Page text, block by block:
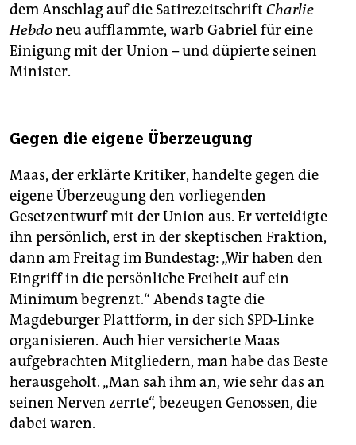
dem Anschlag auf die Satirezeitschrift Charlie
Hebdoneu aufflammte, warb Gabriel für eine
Einigung mit der Union – und düpierte seinen
Minister.
Gegen die eigene Überzeugung
Maas, der erklärte Kritiker, handelte gegen die
eigene Überzeugung den vorliegenden
Gesetzentwurf mit der Union aus. Er verteidigte
ihn persönlich, erst in der skeptischen Fraktion,
dann am Freitag im Bundestag: „Wir haben den
Eingriff in die persönliche Freiheit auf ein
Minimum begrenzt.“ Abends tagte die
Magdeburger Plattform, in der sich SPD-Linke
organisieren. Auch hier versicherte Maas
aufgebrachten Mitgliedern, man habe das Beste
herausgeholt. „Man sah ihm an, wie sehr das an
seinen Nerven zerrte“, bezeugen Genossen, die
dabei waren.